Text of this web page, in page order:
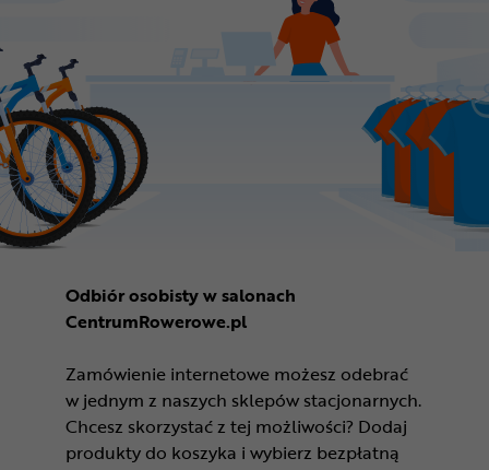
Odbiór osobisty w salonach
CentrumRowerowe.pl
Zamówienie internetowe możesz odebrać
w jednym z naszych sklepów stacjonarnych.
Chcesz skorzystać z tej możliwości? Dodaj
produkty do koszyka i wybierz bezpłatną